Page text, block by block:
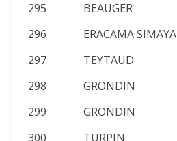
295
BEAUGER
296
ERACAMA SIMAYA
297
TEYTAUD
298
GRONDIN
299
GRONDIN
300
TURPIN